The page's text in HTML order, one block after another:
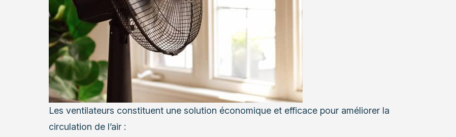
Les ventilateurs constituent une solution économique et efficace pour améliorer la
circulation de l’air :